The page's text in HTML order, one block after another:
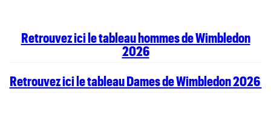
Retrouvez ici le tableau hommes de Wimbledon
2026
Retrouvez ici le tableau Dames de Wimbledon 2026